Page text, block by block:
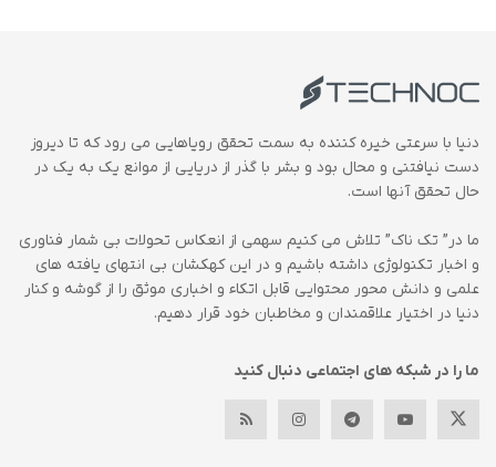
دنیا با سرعتی خیره کننده به سمت تحقق رویاهایی می رود که تا دیروز
دست نیافتنی و محال بود و بشر با گذر از دریایی از موانع یک به یک در
حال تحقق آنها است.
ما در” تک ناک” تلاش می کنیم سهمی از انعکاس تحولات بی شمار فناوری
و اخبار تکنولوژی داشته باشیم و در این کهکشان بی انتهای یافته های
علمی و دانش محور محتوایی قابل اتکاء و اخباری موثق را از گوشه و کنار
دنیا در اختیار علاقمندان و مخاطبان خود قرار دهیم.
ما را در شبکه های اجتماعی دنبال کنید